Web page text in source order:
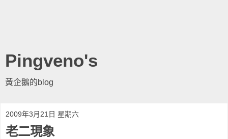
Pingveno's
黃企鵝的blog
2009年3月21日 星期六
老二現象